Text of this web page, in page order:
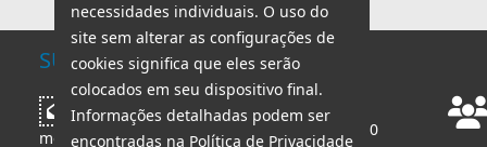
SUPORTE TÉCNICO
Escrever
mensagem
Horário de trabalho:
seg - sex: 8:00 - 18:00
necessidades individuais. O uso do
site sem alterar as configurações de
cookies significa que eles serão
colocados em seu dispositivo final.
Informações detalhadas podem ser
encontradas na Política de Privacidade